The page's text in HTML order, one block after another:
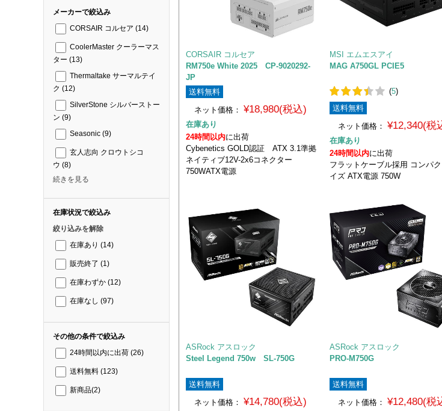
メーカーで絞込み
CORSAIR コルセア (14)
CoolerMaster クーラーマス
ター (13)
Thermaltake サーマルテイ
ク (12)
SilverStone シルバーストー
ン (9)
Seasonic (9)
玄人志向 クロウトシコ
ウ (8)
続きを見る
在庫状況で絞込み
絞り込みを解除
在庫あり (14)
販売終了 (1)
在庫わずか (12)
在庫なし (97)
その他の条件で絞込み
24時間以内に出荷 (26)
送料無料 (123)
新商品(2)
CORSAIR コルセア
RM750e White 2025 CP-9020292-
JP
送料無料
ネット価格：
¥18,980(税込)
在庫あり
24時間以内に出荷
Cybenetics GOLD認証 ATX 3.1準拠
ネイティブ12V-2x6コネクター
750WATX電源
MSI エムエスアイ
MAG A750GL PCIE5
(5)
送料無料
ネット価格：
¥12,340(税
在庫あり
24時間以内に出荷
フラットケーブル採用 コンパ
イズ ATX電源 750W
ASRock アスロック
Steel Legend 750w SL-750G
送料無料
ネット価格：
¥14,780(税込)
ASRock アスロック
PRO-M750G
送料無料
ネット価格：
¥12,480(税